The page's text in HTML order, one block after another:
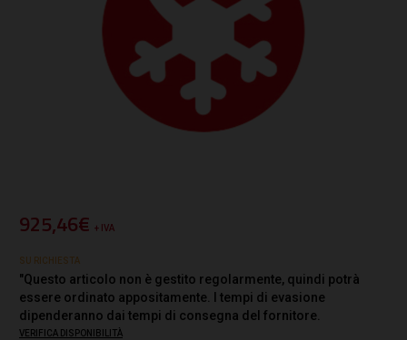
925,46€ + IVA
SU RICHIESTA
"Questo articolo non è gestito regolarmente, quindi potrà
essere ordinato appositamente. I tempi di evasione
dipenderanno dai tempi di consegna del fornitore.
VERIFICA DISPONIBILITÀ